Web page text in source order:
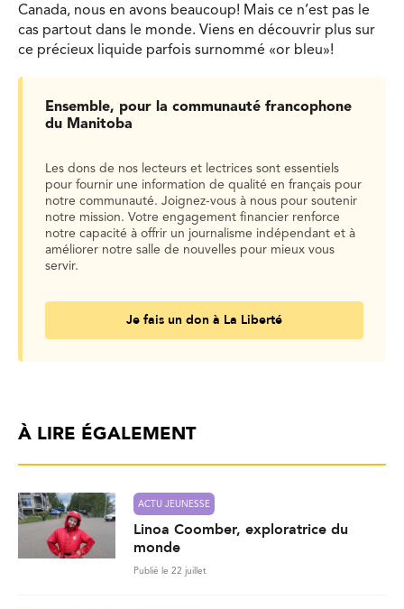
Canada, nous en avons beaucoup! Mais ce n’est pas le
cas partout dans le monde. Viens en découvrir plus sur
ce précieux liquide parfois surnommé «or bleu»!
Ensemble, pour la communauté francophone
du Manitoba
Les dons de nos lecteurs et lectrices sont essentiels
pour fournir une information de qualité en français pour
notre communauté. Joignez-vous à nous pour soutenir
notre mission. Votre engagement financier renforce
notre capacité à offrir un journalisme indépendant et à
améliorer notre salle de nouvelles pour mieux vous
servir.
Je fais un don à La Liberté
À LIRE ÉGALEMENT
ACTU JEUNESSE
Linoa Coomber, exploratrice du
monde
Publié le 22 juillet